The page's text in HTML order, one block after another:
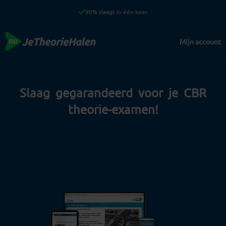
de
inhoud
Mijn account
Slaag gegarandeerd voor je CBR
theorie-examen!